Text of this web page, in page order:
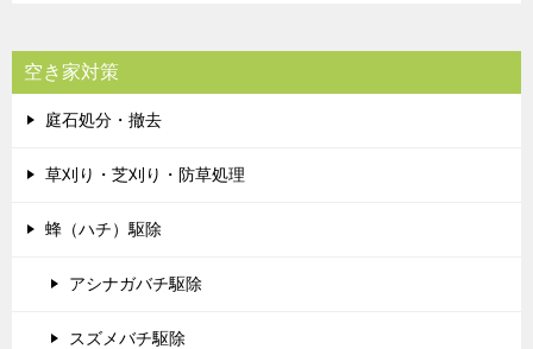
空き家対策
庭石処分・撤去
草刈り・芝刈り・防草処理
蜂（ハチ）駆除
アシナガバチ駆除
スズメバチ駆除